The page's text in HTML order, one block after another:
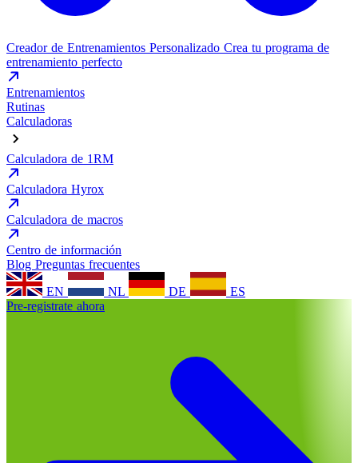
Creador de Entrenamientos Personalizado Crea tu programa de
entrenamiento perfecto
Entrenamientos
Rutinas
Calculadoras
Calculadora de 1RM
Calculadora Hyrox
Calculadora de macros
Centro de información
Blog Preguntas frecuentes
EN
NL DE
ES
Pre-registrate ahora